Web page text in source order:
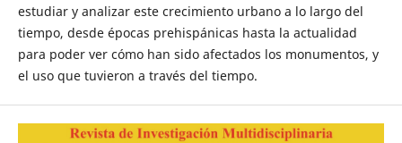
estudiar y analizar este crecimiento urbano a lo largo del
tiempo, desde épocas prehispánicas hasta la actualidad
para poder ver cómo han sido afectados los monumentos, y
el uso que tuvieron a través del tiempo.